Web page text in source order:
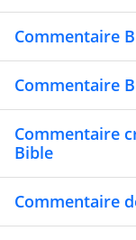
Commentaire
Commentaire
Commentaire
Bible
Commentaire